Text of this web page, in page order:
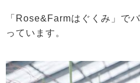
「Rose&Farmはぐくみ」で
っています。